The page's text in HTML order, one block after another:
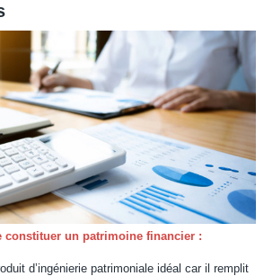
constituer un patrimoine financier :
d’ingénierie patrimoniale idéal car il remplit